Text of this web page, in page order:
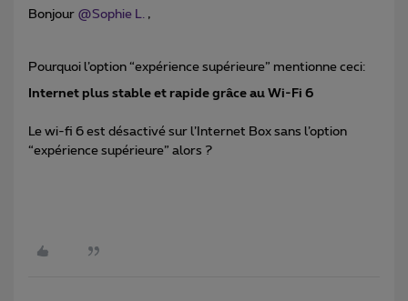
Bonjour @Sophie L. ,
Pourquoi l’option “expérience supérieure” mentionne ceci:
Internet plus stable et rapide grâce au Wi-Fi 6
Le wi-fi 6 est désactivé sur l’Internet Box sans l’option
“expérience supérieure” alors ?